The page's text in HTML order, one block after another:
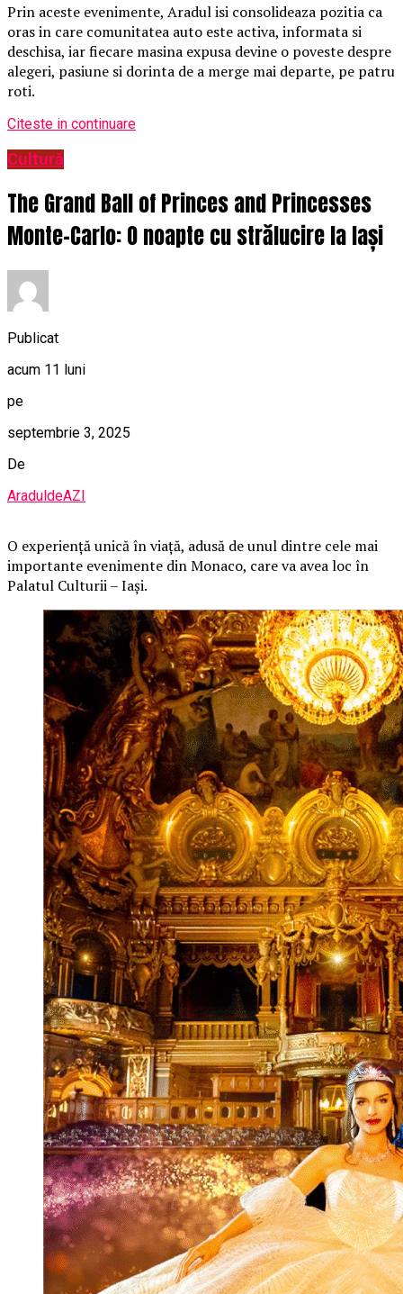
Prin aceste evenimente, Aradul isi consolideaza pozitia ca
oras in care comunitatea auto este activa, informata si
deschisa, iar fiecare masina expusa devine o poveste despre
alegeri, pasiune si dorinta de a merge mai departe, pe patru
roti.
Citeste in continuare
Cultură
The Grand Ball of Princes and Princesses
Monte-Carlo: O noapte cu strălucire la Iași
Publicat
acum 11 luni
pe
septembrie 3, 2025
De
AraduldeAZI
O experiență unică în viață, adusă de unul dintre cele mai
importante evenimente din Monaco, care va avea loc în
Palatul Culturii – Iași.